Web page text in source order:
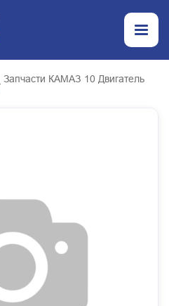
_ Запчасти КАМАЗ 10 Двигатель